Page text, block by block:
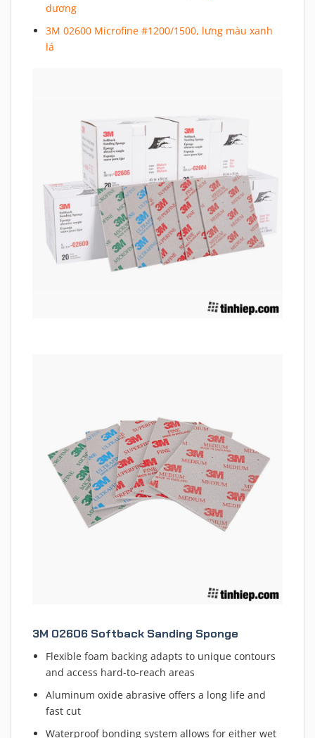
dương
3M 02600 Microfine #1200/1500, lưng màu xanh
lá
3M 02606 Softback Sanding Sponge
Flexible foam backing adapts to unique contours
and access hard-to-reach areas
Aluminum oxide abrasive offers a long life and
fast cut
Waterproof bonding system allows for either wet